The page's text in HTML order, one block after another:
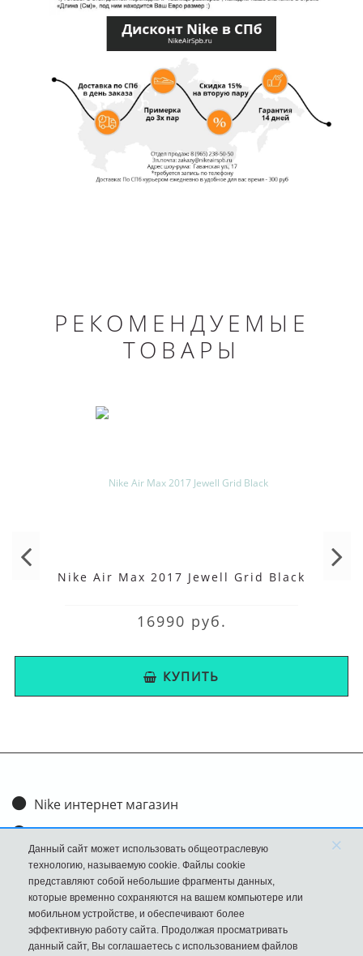
РЕКОМЕНДУЕМЫЕ
ТОВАРЫ
Nike Air Max 2017 Jewell Grid Black
16990 руб.
КУПИТЬ
Nike интернет магазин
Доставка и оплата
Обмен и возврат
Размеры
FAQ
Новости
Данный сайт может использовать общеотраслевую
технологию, называемую cookie. Файлы cookie
представляют собой небольшие фрагменты данных,
которые временно сохраняются на вашем компьютере или
мобильном устройстве, и обеспечивают более
эффективную работу сайта. Продолжая просматривать
данный сайт, Вы соглашаетесь с использованием файлов
×